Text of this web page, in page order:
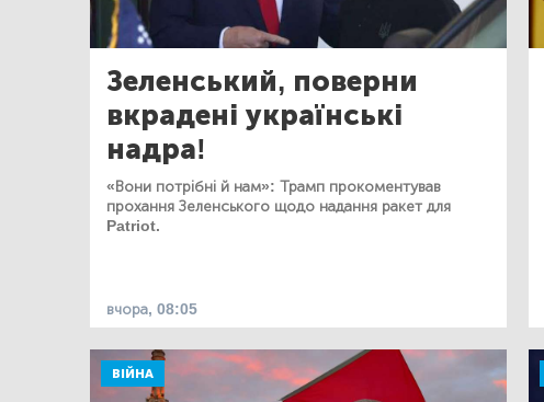
Зеленський, поверни
вкрадені українські
надра!
«Вони потрібні й нам»: Трамп прокоментував
прохання Зеленського щодо надання ракет для
Patriot.
вчора, 08:05
ВІЙНА